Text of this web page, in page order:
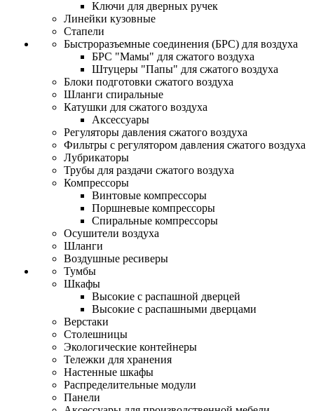
Ключи для дверных ручек
Линейки кузовные
Стапели
Быстроразъемные соединения (БРС) для воздуха
БРС "Мамы" для сжатого воздуха
Штуцеры "Папы" для сжатого воздуха
Блоки подготовки сжатого воздуха
Шланги спиральные
Катушки для сжатого воздуха
Аксессуары
Регуляторы давления сжатого воздуха
Фильтры с регулятором давления сжатого воздуха
Лубрикаторы
Трубы для раздачи сжатого воздуха
Компрессоры
Винтовые компрессоры
Поршневые компрессоры
Спиральные компрессоры
Осушители воздуха
Шланги
Воздушные ресиверы
Тумбы
Шкафы
Высокие с распашной дверцей
Высокие с распашными дверцами
Верстаки
Столешницы
Экологические контейнеры
Тележки для хранения
Настенные шкафы
Распределительные модули
Панели